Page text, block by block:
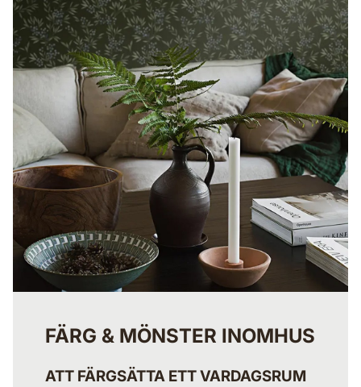
FÄRG & MÖNSTER INOMHUS
ATT FÄRGSÄTTA ETT VARDAGSRUM